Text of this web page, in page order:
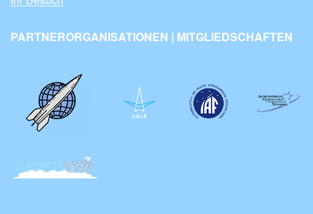
PARTNERORGANISATIONEN | MITGLIEDSCHAFTEN